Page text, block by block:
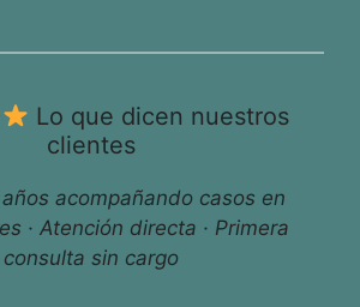
Lo que dicen nuestros
clientes
acompañando casos en
· Atención directa · Primera
consulta sin cargo